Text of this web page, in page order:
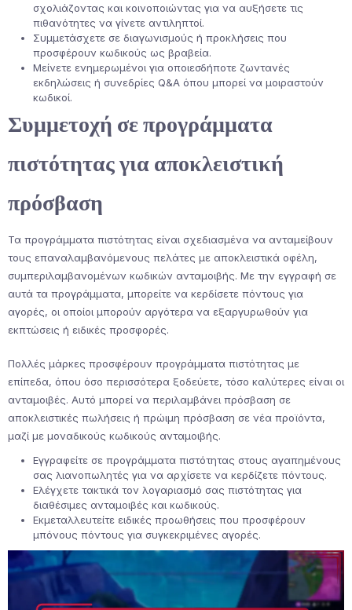
σχολιάζοντας και κοινοποιώντας για να αυξήσετε τις
πιθανότητες να γίνετε αντιληπτοί.
Συμμετάσχετε σε διαγωνισμούς ή προκλήσεις που
προσφέρουν κωδικούς ως βραβεία.
Μείνετε ενημερωμένοι για οποιεσδήποτε ζωντανές
εκδηλώσεις ή συνεδρίες Q&A όπου μπορεί να μοιραστούν
κωδικοί.
Συμμετοχή σε προγράμματα
πιστότητας για αποκλειστική
πρόσβαση
Τα προγράμματα πιστότητας είναι σχεδιασμένα να ανταμείβουν
τους επαναλαμβανόμενους πελάτες με αποκλειστικά οφέλη,
συμπεριλαμβανομένων κωδικών ανταμοιβής. Με την εγγραφή σε
αυτά τα προγράμματα, μπορείτε να κερδίσετε πόντους για
αγορές, οι οποίοι μπορούν αργότερα να εξαργυρωθούν για
εκπτώσεις ή ειδικές προσφορές.
Πολλές μάρκες προσφέρουν προγράμματα πιστότητας με
επίπεδα, όπου όσο περισσότερα ξοδεύετε, τόσο καλύτερες είναι οι
ανταμοιβές. Αυτό μπορεί να περιλαμβάνει πρόσβαση σε
αποκλειστικές πωλήσεις ή πρώιμη πρόσβαση σε νέα προϊόντα,
μαζί με μοναδικούς κωδικούς ανταμοιβής.
Εγγραφείτε σε προγράμματα πιστότητας στους αγαπημένους
σας λιανοπωλητές για να αρχίσετε να κερδίζετε πόντους.
Ελέγχετε τακτικά τον λογαριασμό σας πιστότητας για
διαθέσιμες ανταμοιβές και κωδικούς.
Εκμεταλλευτείτε ειδικές προωθήσεις που προσφέρουν
μπόνους πόντους για συγκεκριμένες αγορές.